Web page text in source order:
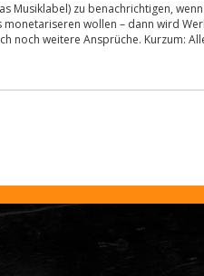
Musiklabel) zu benachrichtigen,
wollen – dann wird
noch weitere Ansprüche. Kurzum: